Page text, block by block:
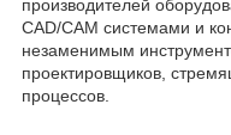
производителей
CAD/CAM системами и
незаменимым
проектировщиков,
процессов.